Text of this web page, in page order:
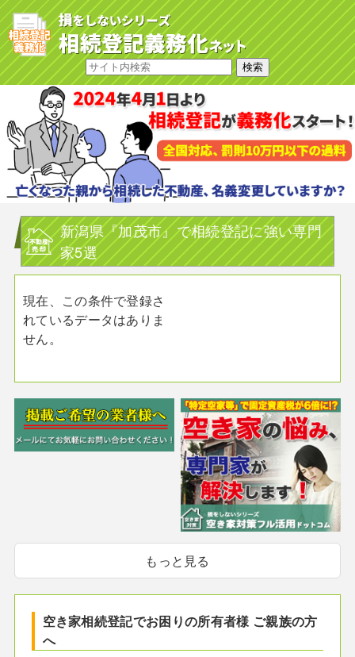
新潟県『加茂市』で相続登記に強い専門
家5選
現在、この条件で登録さ
れているデータはありま
せん。
もっと見る
空き家相続登記でお困りの所有者様 ご親族の方
へ